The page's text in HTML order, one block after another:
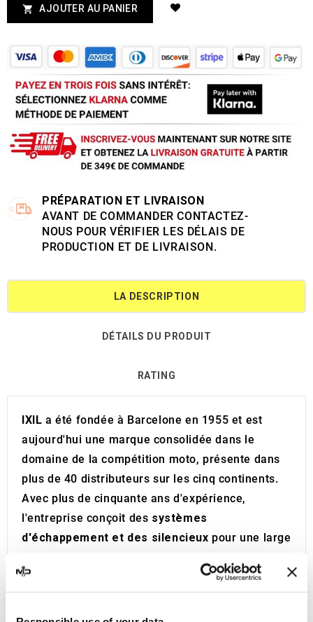
 AJOUTER AU PANIER
PRÉPARATION ET LIVRAISON
AVANT DE COMMANDER CONTACTEZ-
NOUS POUR VÉRIFIER LES DÉLAIS DE
PRODUCTION ET DE LIVRAISON.
LA DESCRIPTION
DÉTAILS DU PRODUIT
RATING
IXIL a été fondée à Barcelone en 1955 et est
aujourd'hui une marque consolidée dans le
domaine de la compétition moto, présente dans
plus de 40 distributeurs sur les cinq continents.
Avec plus de cinquante ans d'expérience,
l'entreprise conçoit des systèmes
d'échappement et des silencieux pour une large
marques les plus prestigieuses. Deux
générations d'entrepreneurs ont porté IXIL au
sommet de la technologie et du design dans le